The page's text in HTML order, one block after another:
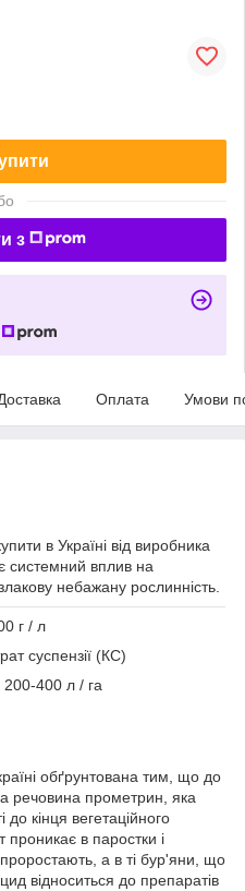
з
Оплата Умови
в Україні від виробника
системний вплив на
небажану рослинність.
г / л
суспензії (КС)
200-400 л / га
обґрунтована тим, що до
речовина прометрин, яка
до кінця вегетаційного
проникає в паростки і
а в ті бур'яни, що
відноситься до препаратів